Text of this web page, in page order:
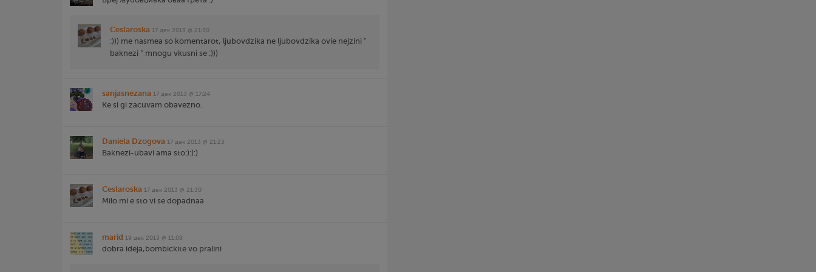
Ceslaroska 17 дек 2013 @ 21:30
:))) me nasmea so komentarot, ljubovdzika ne ljubovdzika ovie nejzini "
baknezi " mnogu vkusni se :)))
sanjasnezana 17 дек 2013 @ 17:24
Ke si gi zacuvam obavezno.
Daniela Dzogova 17 дек 2013 @ 21:23
Baknezi-ubavi ama sto:):):)
Ceslaroska 17 дек 2013 @ 21:30
Milo mi e sto vi se dopadnaa
marid 19 дек 2013 @ 11:08
dobra ideja,bombickite vo pralini